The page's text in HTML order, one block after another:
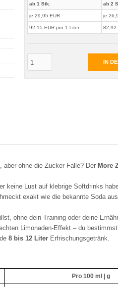
ab 1 Stk.
je 29,95 EUR
92,15 EUR pro 1 Liter
ab 2
je
82,92
IN
ohne die Zucker-Falle? Der More
keine Lust auf klebrige Softdrinks
exakt wie die bekannte Soda
ohne dein Training oder deine
Limonaden-Effekt – du
8 bis 12 Liter Erfrischungsgetränk.
Pro 100 ml | g